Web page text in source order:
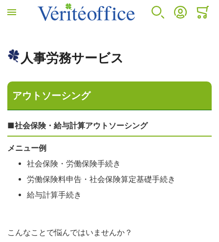
ホームへ
検索
アカウントカート
プロフィール
EAP(従業員支援プログラムとは)
EAP導入のメリット
EAPサービスコンテンツ
アウトソーシング
コンサルティング
人事労務セカンドオピニオンサービス
アンガーマネジメント
人事労務サービス
アウトソーシング
■社会保険・給与計算アウトソーシング
メニュー例
社会保険・労働保険手続き
労働保険料申告・社会保険算定基礎手続き
給与計算手続き
こんなことで悩んではいませんか？